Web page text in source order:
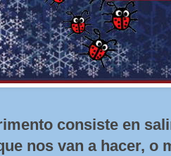
consiste en
nos van a hacer, o